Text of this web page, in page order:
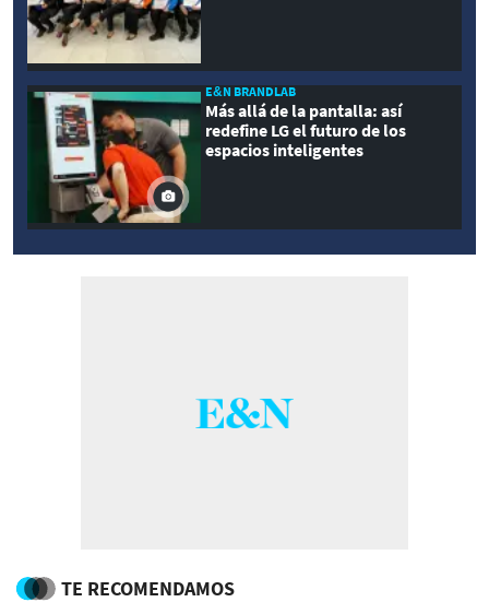
E&N BRANDLAB
Más allá de la pantalla: así
redefine LG el futuro de los
espacios inteligentes
TE RECOMENDAMOS